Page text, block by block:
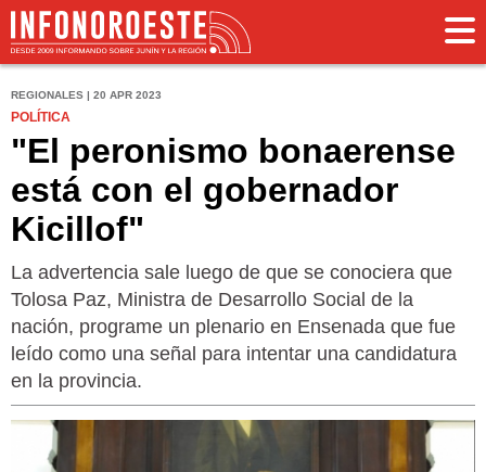
REGIONALES | 20 APR 2023
POLÍTICA
"El peronismo bonaerense
está con el gobernador
Kicillof"
La advertencia sale luego de que se conociera que
Tolosa Paz, Ministra de Desarrollo Social de la
nación, programe un plenario en Ensenada que fue
leído como una señal para intentar una candidatura
en la provincia.